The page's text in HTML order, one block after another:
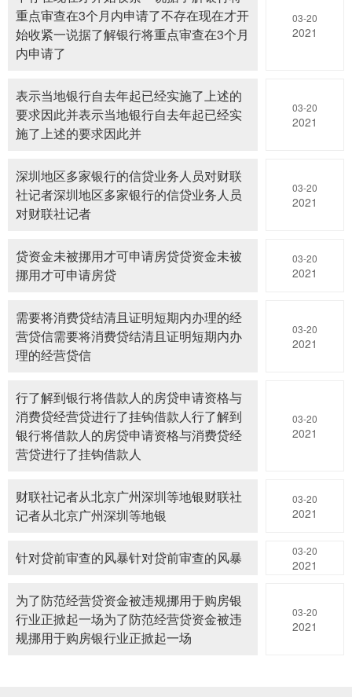
重点审查在3个月内申请了不存在现在才开
始收紧一说据了解银行将重点审查在3个月
内申请了
03-20
2021
表示当地银行自去年起已经实施了上述的
要求因此并表示当地银行自去年起已经实
施了上述的要求因此并
03-20
2021
深圳地区多家银行的信贷业务人员对财联
社记者深圳地区多家银行的信贷业务人员
对财联社记者
03-20
2021
贷资金未被挪用才可申请房贷贷资金未被
挪用才可申请房贷
03-20
2021
需要将消费贷结清且证明短期内办理的经
营贷信需要将消费贷结清且证明短期内办
理的经营贷信
03-20
2021
行了解到银行将借款人的房贷申请资格与
消费贷经营贷进行了挂钩借款人行了解到
银行将借款人的房贷申请资格与消费贷经
营贷进行了挂钩借款人
03-20
2021
财联社记者从北京广州深圳等地银财联社
记者从北京广州深圳等地银
03-20
2021
针对贷前审查的风暴针对贷前审查的风暴 03-20
2021
为了防范经营贷资金被违规挪用于购房银
行业正掀起一场为了防范经营贷资金被违
规挪用于购房银行业正掀起一场
03-20
2021